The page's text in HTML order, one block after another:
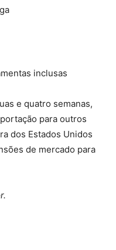
inclusas
e quatro semanas,
para outros
dos Estados Unidos
de mercado para